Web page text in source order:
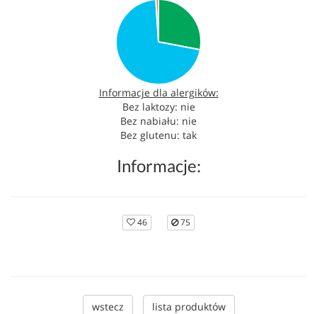
Informacje dla alergików:
Bez laktozy: nie
Bez nabiału: nie
Bez glutenu: tak
Informacje:
46 75
wstecz lista produktów